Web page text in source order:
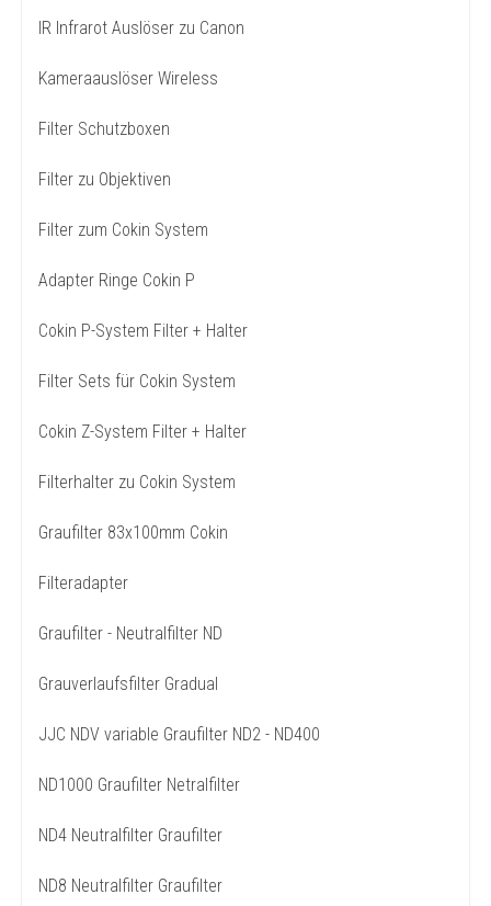
IR Infrarot Auslöser zu Canon
Kameraauslöser Wireless
Filter Schutzboxen
Filter zu Objektiven
Filter zum Cokin System
Adapter Ringe Cokin P
Cokin P-System Filter + Halter
Filter Sets für Cokin System
Cokin Z-System Filter + Halter
Filterhalter zu Cokin System
Graufilter 83x100mm Cokin
Filteradapter
Graufilter - Neutralfilter ND
Grauverlaufsfilter Gradual
JJC NDV variable Graufilter ND2 - ND400
ND1000 Graufilter Netralfilter
ND4 Neutralfilter Graufilter
ND8 Neutralfilter Graufilter